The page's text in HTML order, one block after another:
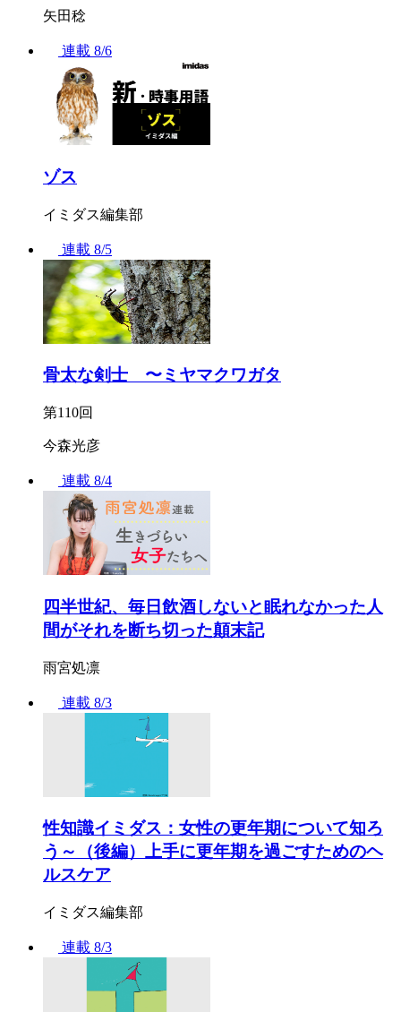
矢田稔
連載 8/6
ゾス
イミダス編集部
連載 8/5
骨太な剣士 〜ミヤマクワガタ
第110回
今森光彦
連載 8/4
四半世紀、毎日飲酒しないと眠れなかった人
間がそれを断ち切った顛末記
雨宮処凛
連載 8/3
性知識イミダス：女性の更年期について知ろ
う～（後編）上手に更年期を過ごすためのヘ
ルスケア
イミダス編集部
連載 8/3